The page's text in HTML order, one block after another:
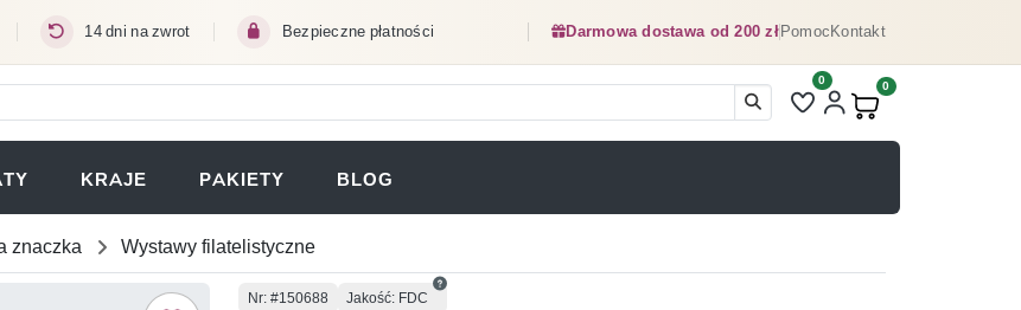
14 dni na zwrot Bezpieczne płatności Darmowa dostawa od 200 złPomocKontakt
Liczba pozycji na liście
0
Produkty w koszyku:
0
SIĘ W NOWEJ KARCIE)
KRAJE PAKIETY BLOG
znaczka Wystawy filatelistyczne
Numer
Nr: #150688 Jakość: FDC